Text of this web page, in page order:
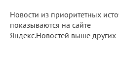
Новости из приоритетных
показываются на сайте
Яндекс.Новостей выше других